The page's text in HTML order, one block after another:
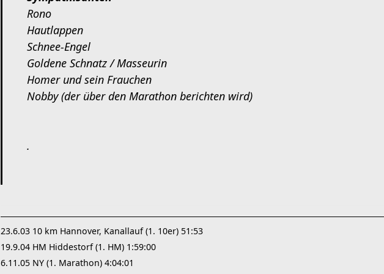
Rono
Hautlappen
Schnee-Engel
Goldene Schnatz / Masseurin
Homer und sein Frauchen
Nobby (der über den Marathon berichten wird)
.
23.6.03 10 km Hannover, Kanallauf (1. 10er) 51:53
19.9.04 HM Hiddestorf (1. HM) 1:59:00
6.11.05 NY (1. Marathon) 4:04:01